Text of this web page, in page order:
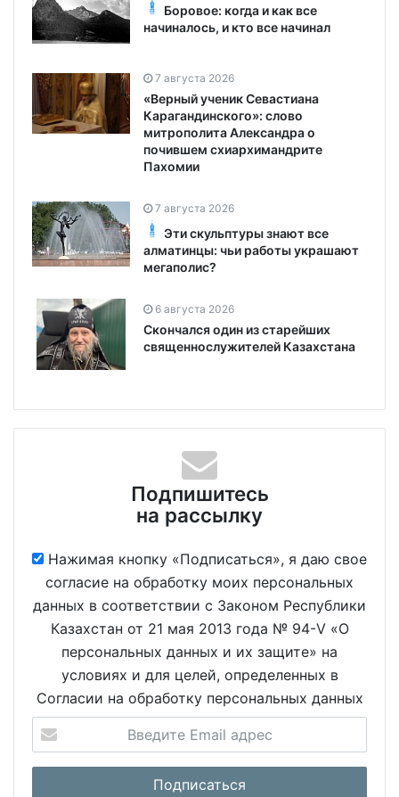
Боровое: когда и как все
начиналось, и кто все начинал
7 августа 2026
«Верный ученик Севастиана
Карагандинского»: слово
митрополита Александра о
почившем схиархимандрите
Пахомии
7 августа 2026
Эти скульптуры знают все
алматинцы: чьи работы украшают
мегаполис?
6 августа 2026
Скончался один из старейших
священнослужителей Казахстана
Подпишитесь
на рассылку
Нажимая кнопку «Подписаться», я даю свое
согласие на обработку моих персональных
данных в соответствии с Законом Республики
Казахстан от 21 мая 2013 года № 94-V «О
персональных данных и их защите» на
условиях и для целей, определенных в
Согласии на обработку персональных данных